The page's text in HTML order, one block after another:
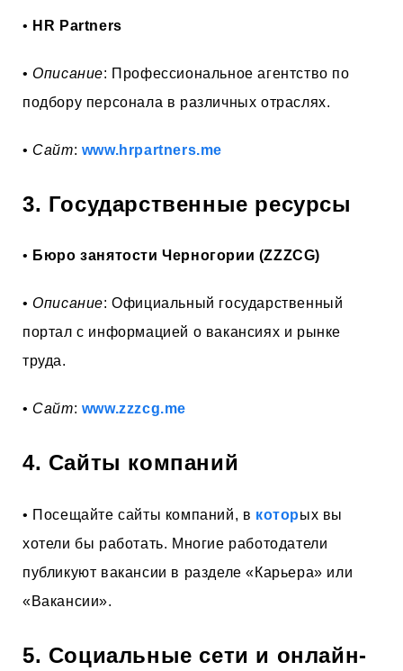
• HR Partners
•Описание: Профессиональное агентство по
подбору персонала в различных отраслях.
• Сайт: www.hrpartners.me
3. Государственные ресурсы
• Бюро занятости Черногории (ZZZCG)
•Описание: Официальный государственный
портал с информацией о вакансиях и рынке
труда.
• Сайт: www.zzzcg.me
4. Сайты компаний
• Посещайте сайты компаний, в которых вы
хотели бы работать. Многие работодатели
публикуют вакансии в разделе «Карьера» или
«Вакансии».
5. Социальные сети и онлайн-